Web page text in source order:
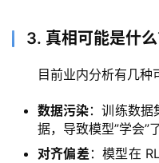
3. 真相可能是什么
目前业内分析有几种
数据污染：训练数据
据，导致模型”学会”
对齐偏差：模型在